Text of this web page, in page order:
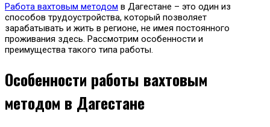
Работа вахтовым методом в Дагестане – это один из
способов трудоустройства, который позволяет
зарабатывать и жить в регионе, не имея постоянного
проживания здесь. Рассмотрим особенности и
преимущества такого типа работы.
Особенности работы вахтовым
методом в Дагестане